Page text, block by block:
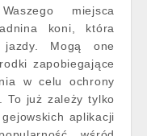
miejsca
koni, która
Mogą one
zapobiegające
w celu ochrony
To już zależy tylko
aplikacji